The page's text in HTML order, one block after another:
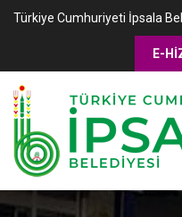
Türkiye Cumhuriyeti İpsala
E-